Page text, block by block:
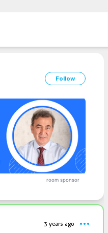
Follow
room sponsor
3 years ago